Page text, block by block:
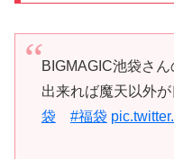
BIGMAGIC池袋さん
出来れば魔天以外
袋
#福袋